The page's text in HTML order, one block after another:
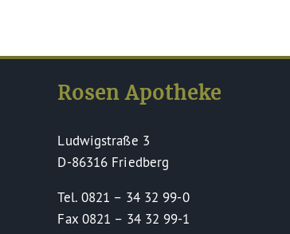
Rosen Apotheke
Ludwigstraße 3
D-86316 Friedberg
Tel. 0821 – 34 32 99-0
Fax 0821 – 34 32 99-1